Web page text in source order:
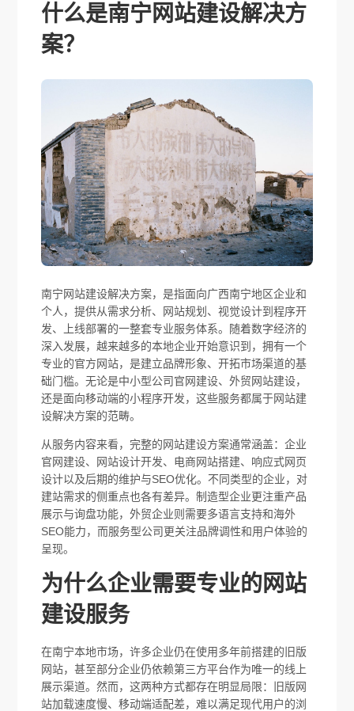
什么是南宁网站建设解决方
案？
南宁网站建设解决方案，是指面向广西南宁地区企业和
个人，提供从需求分析、网站规划、视觉设计到程序开
发、上线部署的一整套专业服务体系。随着数字经济的
深入发展，越来越多的本地企业开始意识到，拥有一个
专业的官方网站，是建立品牌形象、开拓市场渠道的基
础门槛。无论是中小型公司官网建设、外贸网站建设，
还是面向移动端的小程序开发，这些服务都属于网站建
设解决方案的范畴。
从服务内容来看，完整的网站建设方案通常涵盖：企业
官网建设、网站设计开发、电商网站搭建、响应式网页
设计以及后期的维护与SEO优化。不同类型的企业，对
建站需求的侧重点也各有差异。制造型企业更注重产品
展示与询盘功能，外贸企业则需要多语言支持和海外
SEO能力，而服务型公司更关注品牌调性和用户体验的
呈现。
为什么企业需要专业的网站
建设服务
在南宁本地市场，许多企业仍在使用多年前搭建的旧版
网站，甚至部分企业仍依赖第三方平台作为唯一的线上
展示渠道。然而，这两种方式都存在明显局限：旧版网
站加载速度慢、移动端适配差，难以满足现代用户的浏